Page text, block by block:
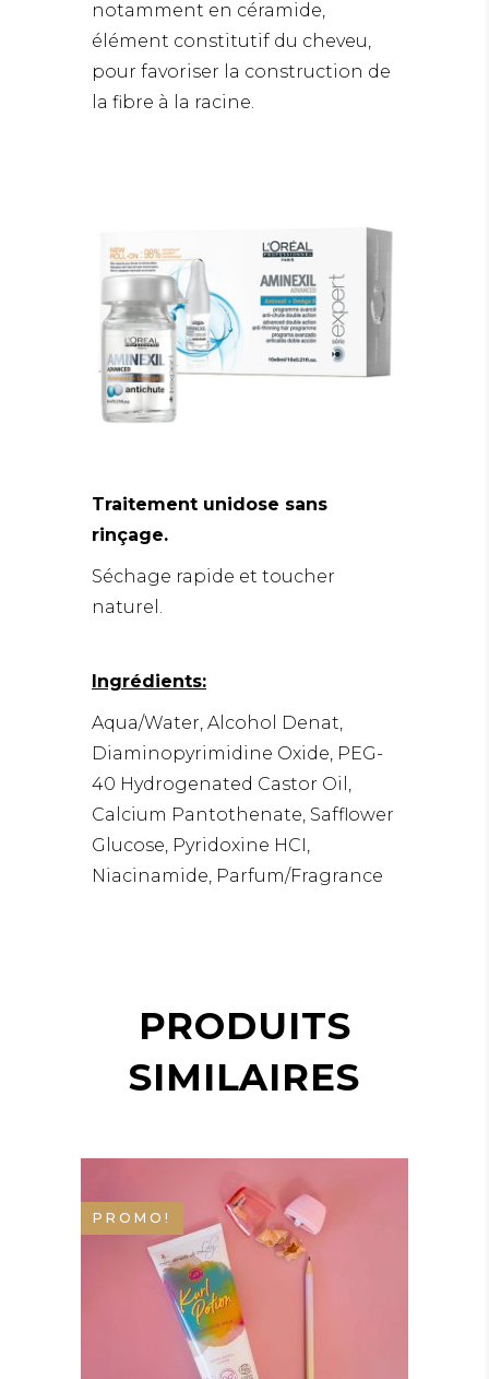
notamment en céramide,
élément constitutif du cheveu,
pour favoriser la construction de
la fibre à la racine.
Traitement unidose sans
rinçage.
Séchage rapide et toucher
naturel.
Ingrédients:
Aqua/Water, Alcohol Denat,
Diaminopyrimidine Oxide, PEG-
40 Hydrogenated Castor Oil,
Calcium Pantothenate, Safflower
Glucose, Pyridoxine HCI,
Niacinamide, Parfum/Fragrance
PRODUITS
SIMILAIRES
PROMO!